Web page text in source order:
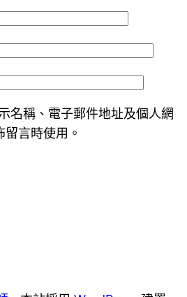
名稱、電子郵件地址及個人網
言時使用。